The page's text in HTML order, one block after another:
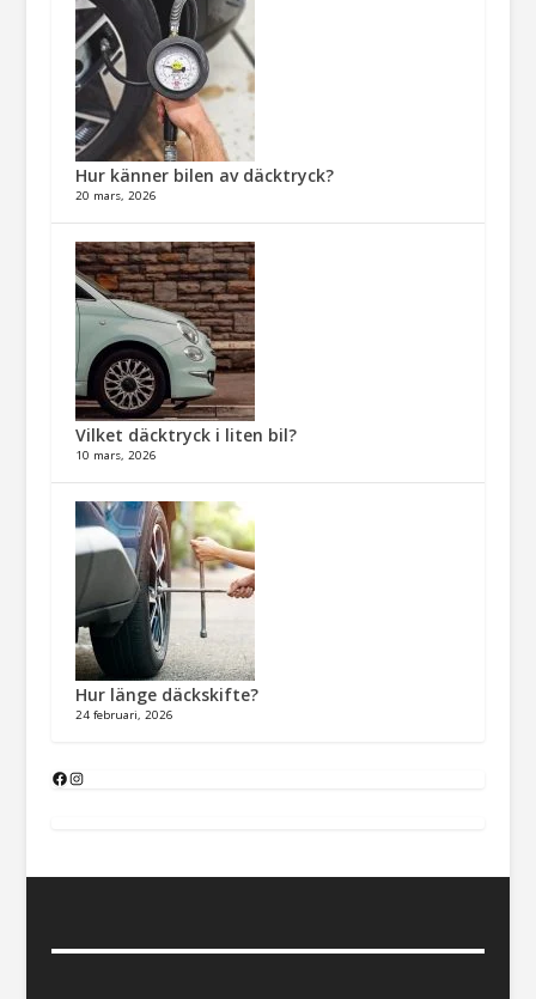
Hur känner bilen av däcktryck?
20 mars, 2026
Vilket däcktryck i liten bil?
10 mars, 2026
Hur länge däckskifte?
24 februari, 2026